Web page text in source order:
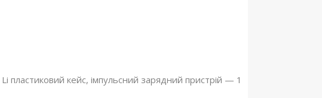
кейс, імпульсний зарядний пристрій — 1